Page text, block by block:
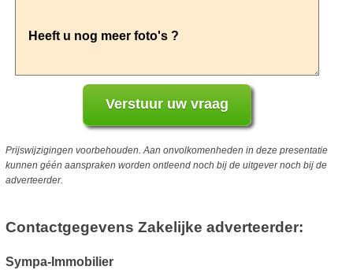
Prijswijzigingen voorbehouden. Aan onvolkomenheden in deze presentatie
kunnen géén aanspraken worden ontleend noch bij de uitgever noch bij de
adverteerder.
Contactgegevens Zakelijke adverteerder:
Sympa-Immobilier